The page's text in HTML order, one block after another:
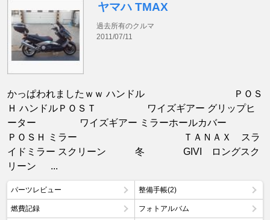
ヤマハ TMAX
過去所有のクルマ
2011/07/11
かっぱわれましたｗｗ ハンドル ＰＯＳ
Ｈ ハンドルＰＯＳＴ ワイズギアー グリップヒ
ーター ワイズギアー ミラーホールカバー
ＰＯＳＨ ミラー ＴＡＮＡＸ スラ
イドミラー スクリーン 冬 GIVI ロングスク
リーン ...
パーツレビュー 整備手帳(2)
燃費記録 フォトアルバム